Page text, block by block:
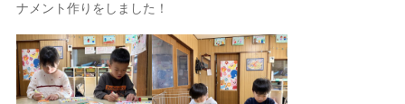
ナメント作りをしました！